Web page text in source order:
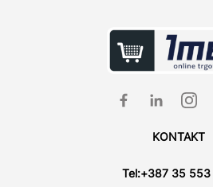
KONTAKT
Tel:+387 35